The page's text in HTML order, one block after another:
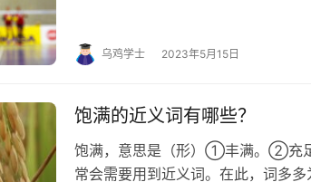
乌鸡学士 2023年5月15日
饱满的近义词有哪些？
饱满，意思是（形）①丰满。②充
常会需要用到近义词。在此，词多